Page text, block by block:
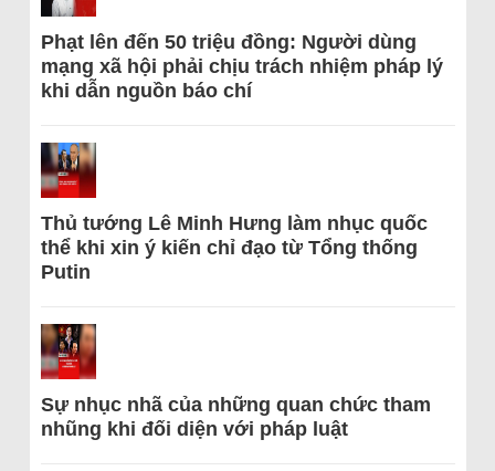
Phạt lên đến 50 triệu đồng: Người dùng
mạng xã hội phải chịu trách nhiệm pháp lý
khi dẫn nguồn báo chí
Thủ tướng Lê Minh Hưng làm nhục quốc
thể khi xin ý kiến chỉ đạo từ Tổng thống
Putin
Sự nhục nhã của những quan chức tham
nhũng khi đối diện với pháp luật